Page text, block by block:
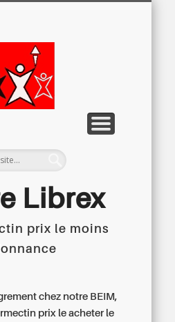
Librex
prix le moins
chez notre BEIM,
prix le acheter le